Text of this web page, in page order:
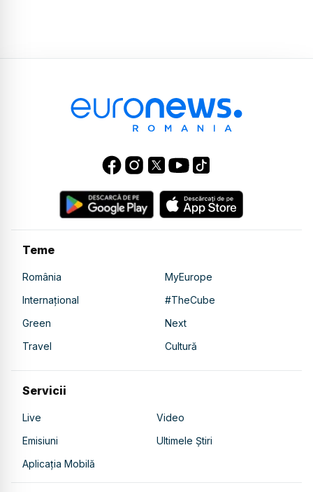
Teme
România
MyEurope
Internațional
#TheCube
Green
Next
Travel
Cultură
Servicii
Live
Video
Emisiuni
Ultimele Știri
Aplicația Mobilă